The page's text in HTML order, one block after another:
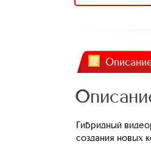
Гибридный
создания новых